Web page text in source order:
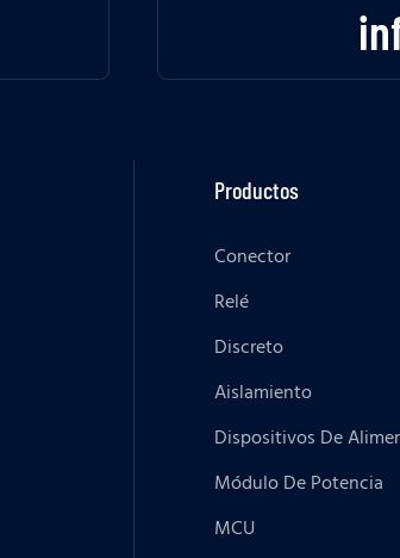
Productos
Conector
Relé
Discreto
Aislamiento
Dispositivos De
Módulo De Potencia
MCU